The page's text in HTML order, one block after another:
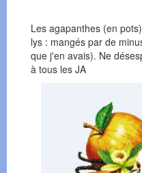
Les agapanthes (en
lys : mangés par de
que j'en avais). Ne
à tous les JA